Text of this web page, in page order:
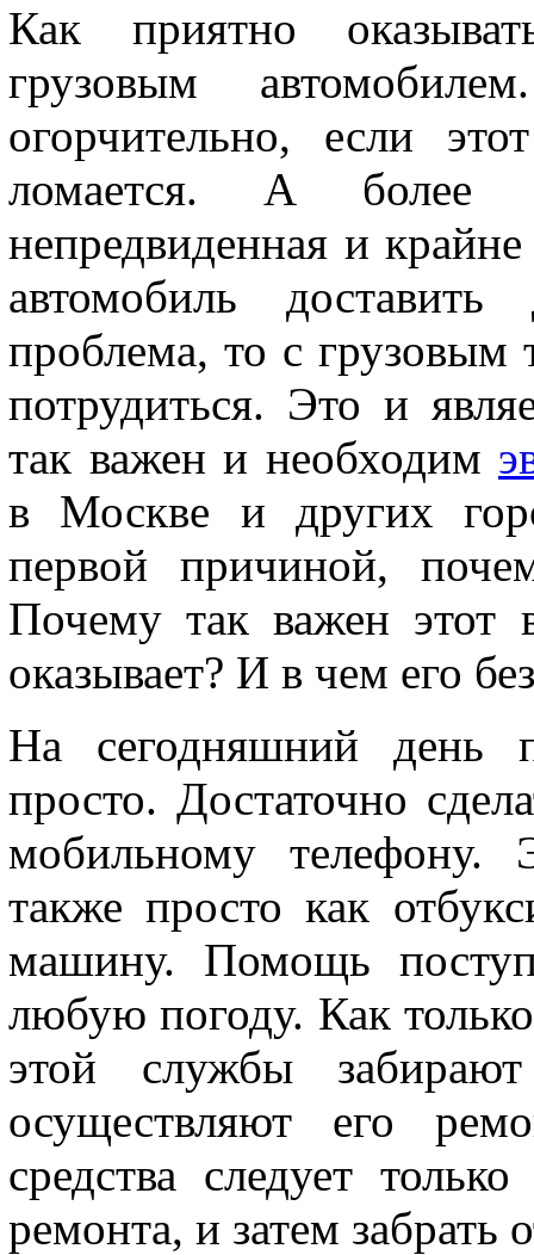
Как приятно
грузовым
огорчительно, если
ломается. А более
непредвиденная и
автомобиль
проблема, то с грузовым
потрудиться. Это и
так важен и необходим
в Москве и других
первой причиной,
Почему так важен этот
оказывает? И в чем его
На сегодняшний день
просто. Достаточно
мобильному телефону.
также просто как
машину. Помощь
любую погоду. Как
этой службы
осуществляют его
средства следует
ремонта, и затем забрать